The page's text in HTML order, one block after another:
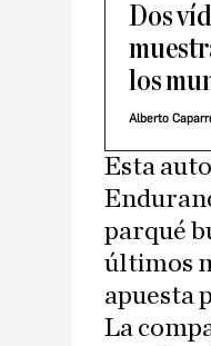
Dos
los
Alberto
Esta
parqué
últimos
apuesta
La